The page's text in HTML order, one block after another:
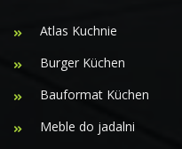
Atlas Kuchnie
Burger Küchen
Bauformat Küchen
Meble do jadalni